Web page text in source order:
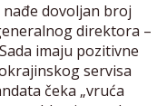
dovoljan broj
direktora –
imaju pozitivne
servisa
čeka „vruća